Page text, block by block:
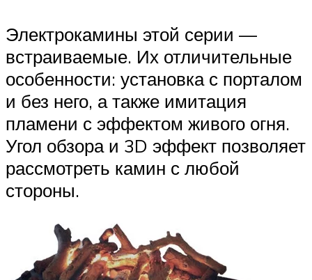
Электрокамины этой серии —
встраиваемые. Их отличительные
особенности: установка с порталом
и без него, а также имитация
пламени с эффектом живого огня.
Угол обзора и 3D эффект позволяет
рассмотреть камин с любой
стороны.